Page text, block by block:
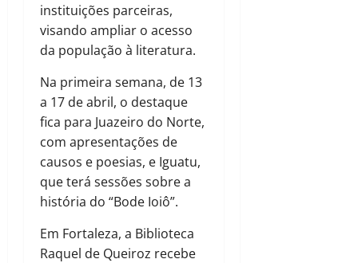
instituições parceiras,
visando ampliar o acesso
da população à literatura.
Na primeira semana, de 13
a 17 de abril, o destaque
fica para Juazeiro do Norte,
com apresentações de
causos e poesias, e Iguatu,
que terá sessões sobre a
história do “Bode Ioiô”.
Em Fortaleza, a Biblioteca
Raquel de Queiroz recebe